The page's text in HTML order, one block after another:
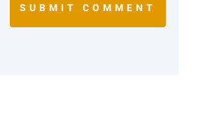
SUBMIT COMMENT